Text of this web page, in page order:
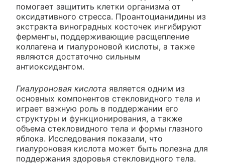
помогает защитить клетки организма от
оксидативного стресса. Проантоцианидины из
экстракта виноградных косточек ингибируют
ферменты, поддерживающие расщепление
коллагена и гиалуроновой кислоты, а также
являются достаточно сильным
антиоксидантом.
Гиалуроновая кислота является одним из
основных компонентов стекловидного тела и
играет важную роль в поддержании его
структуры и функционирования, а также
объема стекловидного тела и формы глазного
яблока. Исследования показали, что
гиалуроновая кислота может быть полезна для
поддержания здоровья стекловидного тела.